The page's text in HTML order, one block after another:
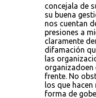
concejala de
su buena
nos cuentan
presiones a
claramente
difamación
las
organizadoen
frente. No
los que hacen
forma de